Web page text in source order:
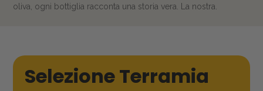
oliva, ogni bottiglia racconta una storia vera. La nostra.
Selezione Terramia